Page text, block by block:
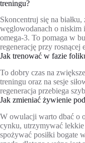
treningu?
Skoncentruj się na białku,
węglowodanach o niskim
omega‑3. To pomaga w
regenerację przy rosnącej
Jak trenować w fazie
To dobry czas na
treningu oraz na sesje
regeneracja przebiega
Jak zmieniać żywienie
W owulacji warto dbać o
cynku, utrzymywać
spożywać posiłki bogate